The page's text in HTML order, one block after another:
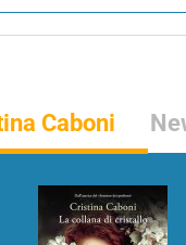
Caboni